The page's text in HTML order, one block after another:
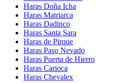
Haras Doña Icha
Haras Matriarca
Haras Dadinco
Haras Santa Sara
Haras de Pirque
Haras Paso Nevado
Haras Puerta de Hierro
Haras Carioca
Haras Chevalex